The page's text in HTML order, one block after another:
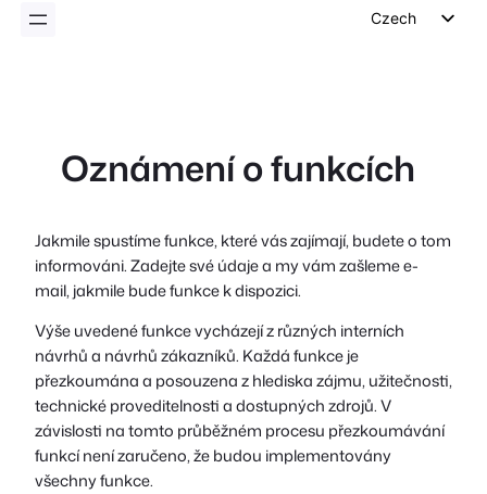
Czech
Spanish
Portuguese
French
Greek
Oznámení o funkcích
Jakmile spustíme funkce, které vás zajímají, budete o tom
informováni. Zadejte své údaje a my vám zašleme e-
mail, jakmile bude funkce k dispozici.
Výše uvedené funkce vycházejí z různých interních
návrhů a návrhů zákazníků. Každá funkce je
přezkoumána a posouzena z hlediska zájmu, užitečnosti,
technické proveditelnosti a dostupných zdrojů. V
závislosti na tomto průběžném procesu přezkoumávání
funkcí není zaručeno, že budou implementovány
všechny funkce.